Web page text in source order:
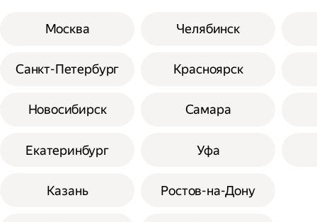
Москва
Санкт-Петербург
Новосибирск
Екатеринбург
Казань
Челябинск
Красноярск
Самара
Уфа
Ростов-на-Дону